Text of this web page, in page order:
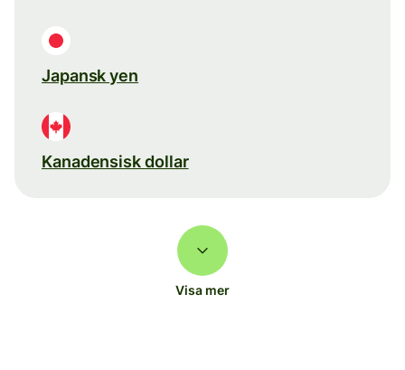
Japansk yen
Kanadensisk dollar
Visa mer